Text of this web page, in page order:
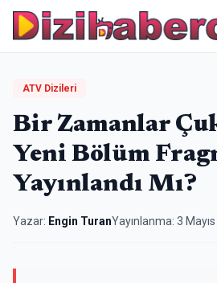
ATV Dizileri
Bir Zamanlar
Yeni Bölüm
Yayınlandı Mı?
Yazar: Engin TuranYayınlanma: 3